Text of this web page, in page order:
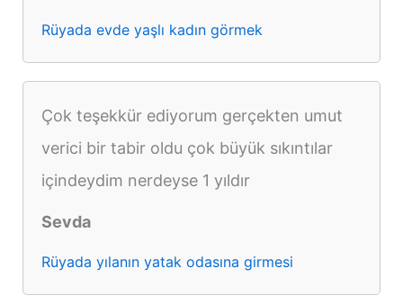
Rüyada evde yaşlı kadın görmek
Çok teşekkür ediyorum gerçekten umut
verici bir tabir oldu çok büyük sıkıntılar
içindeydim nerdeyse 1 yıldır
Sevda
Rüyada yılanın yatak odasına girmesi